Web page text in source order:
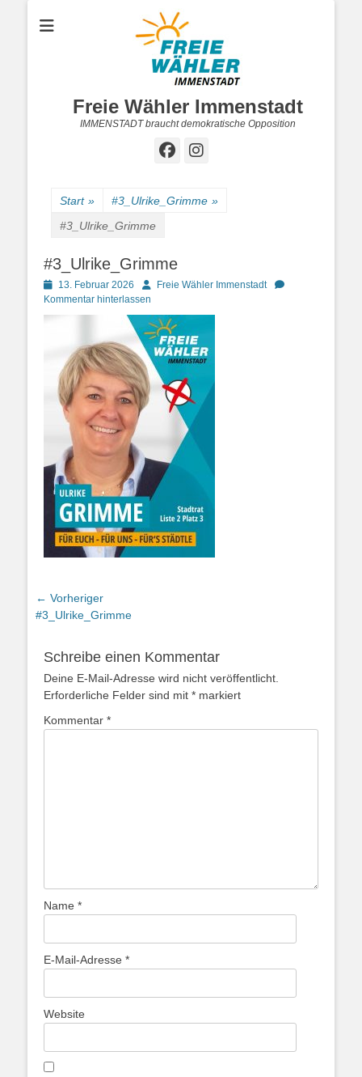
Freie Wähler Immenstadt
IMMENSTADT braucht demokratische Opposition
Facebook
Instagram
Start » #3_Ulrike_Grimme »
#3_Ulrike_Grimme
#3_Ulrike_Grimme
Posted
on
13. Februar 2026 AutorFreie Wähler Immenstadt
Kommentar hinterlassen
Beitragsnavigation
← Vorheriger
Vorheriger
#3_Ulrike_Grimme
Schreibe einen Kommentar
Deine E-Mail-Adresse wird nicht veröffentlicht.
Erforderliche Felder sind mit * markiert
Kommentar *
Name *
E-Mail-Adresse *
Website